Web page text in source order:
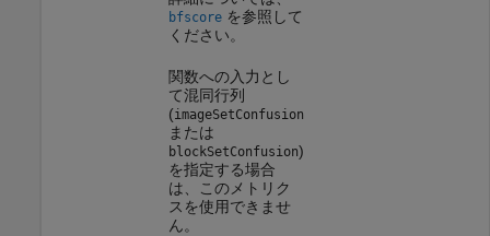
bfscoreを参照して
ください。
関数への入力とし
て混同行列
(imageSetConfusion
または
blockSetConfusion)
を指定する場合
は、このメトリク
スを使用できませ
ん。